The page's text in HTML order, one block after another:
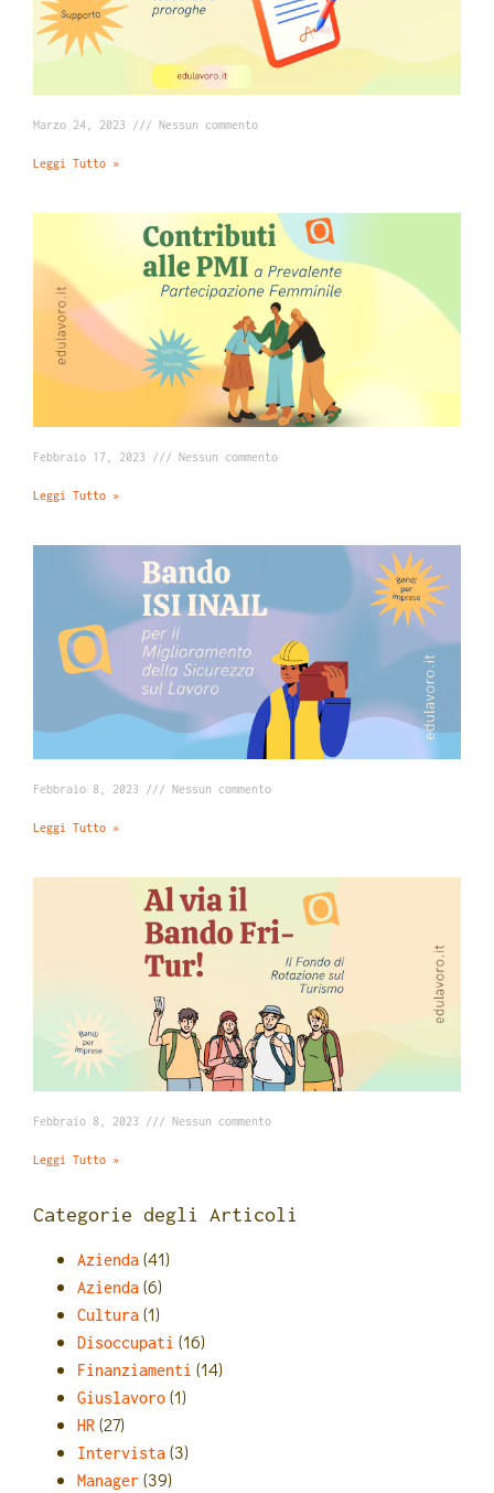
Marzo 24, 2023 Nessun commento
Leggi Tutto »
Febbraio 17, 2023 Nessun commento
Leggi Tutto »
Febbraio 8, 2023 Nessun commento
Leggi Tutto »
Febbraio 8, 2023 Nessun commento
Leggi Tutto »
Categorie degli Articoli
Azienda (41)
Azienda (6)
Cultura (1)
Disoccupati (16)
Finanziamenti (14)
Giuslavoro (1)
HR (27)
Intervista (3)
Manager (39)